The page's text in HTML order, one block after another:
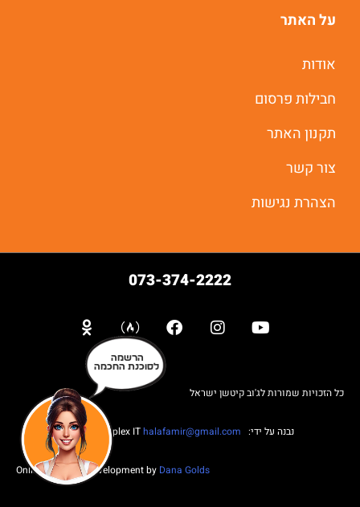
על האתר
אודות
חבילות פרסום
תקנון האתר
צור קשר
הצהרת נגישות
073-374-2222
כל הזכויות שמורות לג'וב קיטשן ישראל
נבנה על ידי: Web complex IT halafamir@gmail.com
Online Business Development by Dana Golds
הרשמה
לסוכנת החכמה